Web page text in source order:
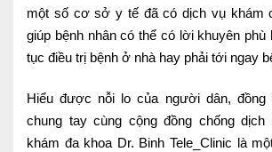
Gói khám sức khỏe cá nhân định kỳ
Gói khám tầm soát ung thư sớm
Gói quản lý mạn tính
Dịch vụ ưu đãi đặc biệt
một số cơ sở y tế đã có dịch vụ khám
giúp bệnh nhân có thể có lời khuyên phù
tục điều trị bệnh ở nhà hay phải tới ngay
Hiểu được nỗi lo của người dân, đồng
chung tay cùng cộng đồng chống dịch
khám đa khoa Dr. Binh Tele_Clinic là